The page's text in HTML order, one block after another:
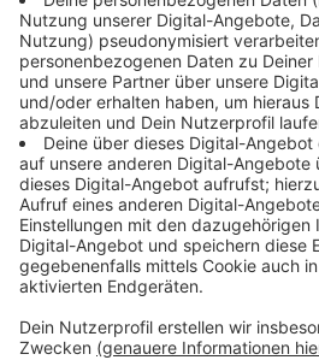
noch unklar, möglicherweise
Farben aufgefrischt und eine
installiert. Insgesamt werden
investiert, auf die Kreuztaler
hierbei eine fünfstellige Summe.
Whatsapp-Reinigung: Reisende
eine Nachricht an eine
Müll und Verschmutzungen
an das Reinigungspersonal
mit der Reinigung beginnt. Das
zunächst auf zwei Jahres
Anzeige